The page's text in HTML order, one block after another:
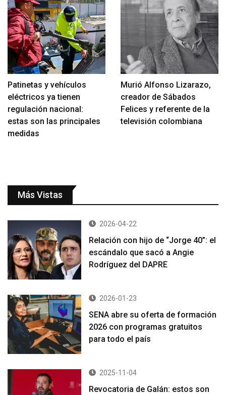
Patinetas y vehículos
eléctricos ya tienen
regulación nacional:
estas son las principales
medidas
Murió Alfonso Lizarazo,
creador de Sábados
Felices y referente de la
televisión colombiana
Más Vistas
2026-04-22
Relación con hijo de “Jorge 40”: el
escándalo que sacó a Angie
Rodríguez del DAPRE
2026-01-23
SENA abre su oferta de formación
2026 con programas gratuitos
para todo el país
2025-11-04
Revocatoria de Galán: estos son